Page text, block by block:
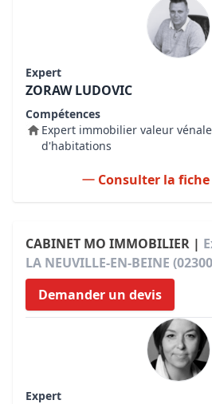
Expert
ZORAW LUDOVIC
Compétences
Expert immobilier valeur
d'habitations
Consulter la
CABINET MO IMMOBILIER |
LA NEUVILLE-EN-BEINE
Demander un devis
Expert